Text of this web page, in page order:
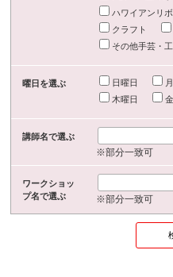
ハワイアンリ
クラフト
その他手芸・
曜日を選ぶ 日曜日
木曜日
講師名で選ぶ
※部分一致可
ワークショッ
プ名で選ぶ
※部分一致可